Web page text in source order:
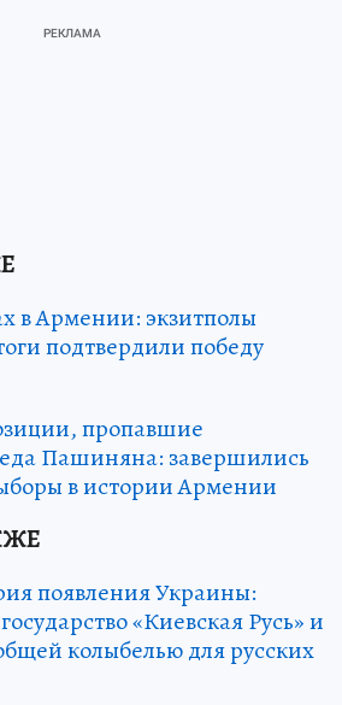
в Армении: экзитполы
подтвердили победу
пропавшие
Пашиняна: завершились
в истории Армении
появления Украины:
«Киевская Русь» и
колыбелью для русских